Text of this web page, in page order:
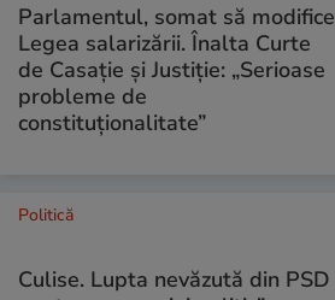
Parlamentul, somat să modifice
Legea salarizării. Înalta Curte
de Casație și Justiție: „Serioase
probleme de
constituționalitate”
Politică
Culise. Lupta nevăzută din PSD